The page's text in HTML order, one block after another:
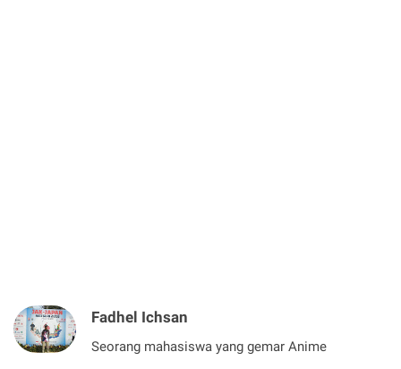
Fadhel Ichsan
Seorang mahasiswa yang gemar Anime